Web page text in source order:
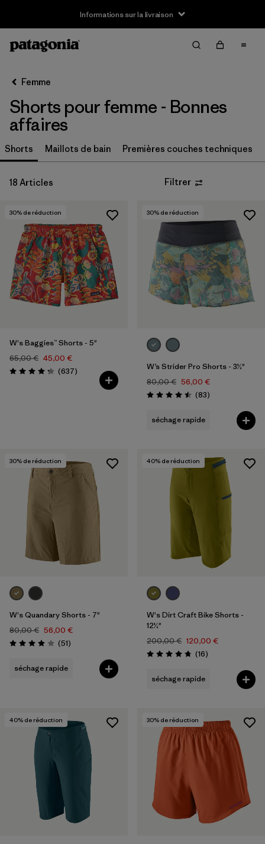
Informations sur la livraison
Filtrer par
Taille
XS (13)
XL (8)
Filtrer par
Prix
Filtrer par
Coupe
Filtrer par
Caractéristiques
Femme
Shorts pour femme - Bonnes
affaires
Shorts Maillots de bain Premières couches techniques
18 Articles Filtrer
30% de réduction
W's Baggies™ Shorts - 5"
65,00 € 45,00 €
Évaluation: 4.3 / 5
(637Avis
)
30% de réduction
W’s Strider Pro Shorts - 3½"
80,00 € 56,00 €
Évaluation: 4.5 / 5
(83Avis
)
séchage rapide
30% de réduction
W's Quandary Shorts - 7"
80,00 € 56,00 €
Évaluation: 3.9 / 5
(51Avis
)
séchage rapide
40% de réduction
W's Dirt Craft Bike Shorts -
12½"
200,00 € 120,00 €
Évaluation: 4.8 / 5
(16Avis
)
séchage rapide
40% de réduction 30% de réduction